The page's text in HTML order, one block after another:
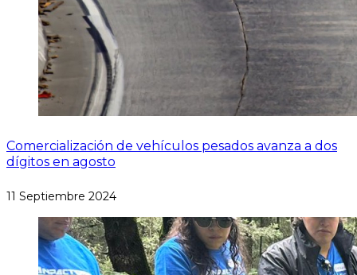
Comercialización de vehículos pesados avanza a dos
dígitos en agosto
11 Septiembre 2024